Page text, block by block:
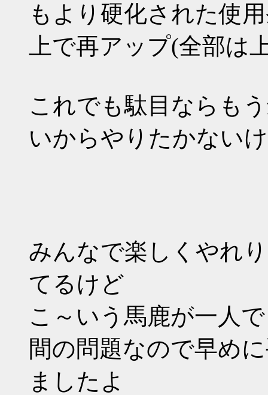
もより硬化された使
上で再アップ(全部は
これでも駄目ならも
いからやりたかない
みんなで楽しくやれ
てるけど
こ～いう馬鹿が一人
間の問題なので早め
ましたよ